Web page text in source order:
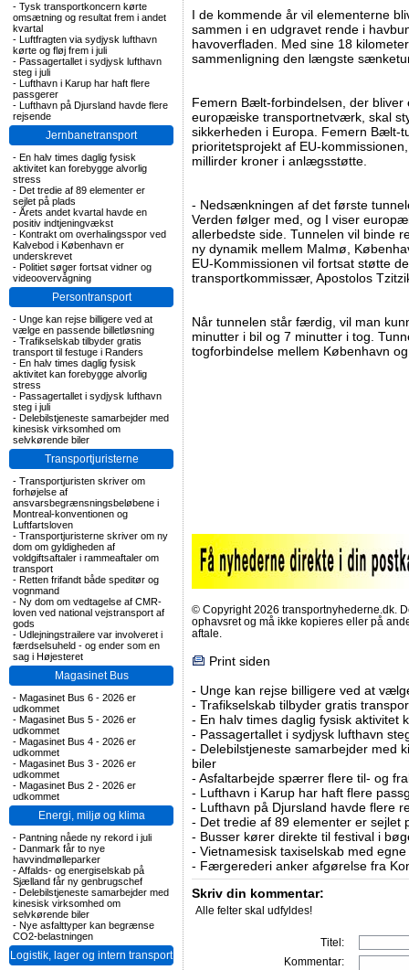
- Tysk transportkoncern kørte
omsætning og resultat frem i andet
kvartal
- Luftfragten via sydjysk lufthavn
kørte og fløj frem i juli
- Passagertallet i sydjysk lufthavn
steg i juli
- Lufthavn i Karup har haft flere
passgerer
- Lufthavn på Djursland havde flere
rejsende
Jernbanetransport
- En halv times daglig fysisk
aktivitet kan forebygge alvorlig
stress
- Det tredie af 89 elementer er
sejlet på plads
- Årets andet kvartal havde en
positiv indtjeningvækst
- Kontrakt om overhalingsspor ved
Kalvebod i København er
underskrevet
- Politiet søger fortsat vidner og
videoovervågning
Persontransport
- Unge kan rejse billigere ved at
vælge en passende billetløsning
- Trafikselskab tilbyder gratis
transport til festuge i Randers
- En halv times daglig fysisk
aktivitet kan forebygge alvorlig
stress
- Passagertallet i sydjysk lufthavn
steg i juli
- Delebilstjeneste samarbejder med
kinesisk virksomhed om
selvkørende biler
Transportjuristerne
- Transportjuristen skriver om
forhøjelse af
ansvarsbegrænsningsbeløbene i
Montreal-konventionen og
Luftfartsloven
- Transportjuristerne skriver om ny
dom om gyldigheden af
voldgiftsaftaler i rammeaftaler om
transport
- Retten frifandt både speditør og
vognmand
- Ny dom om vedtagelse af CMR-
loven ved national vejstransport af
gods
- Udlejningstrailere var involveret i
færdselsuheld - og ender som en
sag i Højesteret
Magasinet Bus
- Magasinet Bus 6 - 2026 er
udkommet
- Magasinet Bus 5 - 2026 er
udkommet
- Magasinet Bus 4 - 2026 er
udkommet
- Magasinet Bus 3 - 2026 er
udkommet
- Magasinet Bus 2 - 2026 er
udkommet
Energi, miljø og klima
- Pantning nåede ny rekord i juli
- Danmark får to nye
havvindmølleparker
-Affalds- og energiselskab på
Sjælland får ny genbrugschef
- Delebilstjeneste samarbejder med
kinesisk virksomhed om
selvkørende biler
- Nye asfalttyper kan begrænse
CO2-belastningen
Logistik, lager og intern transport
I de kommende år vil elementerne
sammen i en udgravet rende i
havoverfladen. Med sine 18
sammenligning den længste
Femern Bælt-forbindelsen, der bliver
europæiske transportnetværk, skal
sikkerheden i Europa. Femern Bælt-
prioritetsprojekt af EU-
millirder kroner i anlægsstøtte.
- Nedsænkningen af det første
Verden følger med, og I viser
allerbedste side. Tunnelen vil binde
ny dynamik mellem Malmø,
EU-Kommissionen vil fortsat støtte
transportkommissær, Apostolos
Når tunnelen står færdig, vil man
minutter i bil og 7 minutter i tog.
togforbindelse mellem København
© Copyright 2026 transportnyhederne.dk.
ophavsret og må ikke kopieres eller på
aftale.
Print siden
- Unge kan rejse billigere ved at
- Trafikselskab tilbyder gratis
- En halv times daglig fysisk aktivitet
- Passagertallet i sydjysk lufthavn
- Delebilstjeneste samarbejder med
biler
- Asfaltarbejde spærrer flere til- og
- Lufthavn i Karup har haft flere
- Lufthavn på Djursland havde flere
- Det tredie af 89 elementer er sejlet
- Busser kører direkte til festival i
- Vietnamesisk taxiselskab med
- Færgerederi anker afgørelse fra
Skriv din kommentar:
Alle felter skal udfyldes!
Titel:
Kommentar: